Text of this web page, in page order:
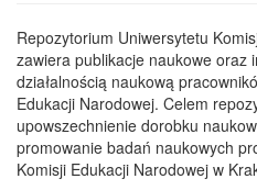
Repozytorium Uniwersytetu
zawiera publikacje naukowe oraz
działalnością naukową
Edukacji Narodowej. Celem
upowszechnienie dorobku
promowanie badań naukowych
Komisji Edukacji Narodowej w